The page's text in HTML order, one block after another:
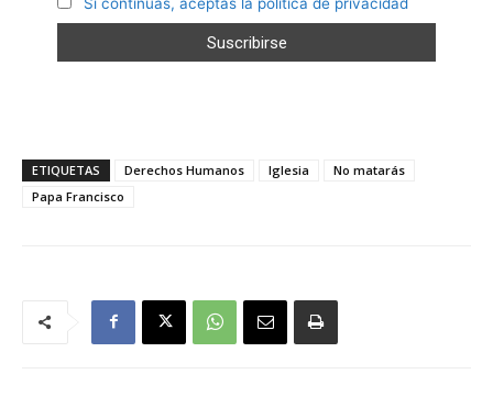
ETIQUETAS Derechos Humanos Iglesia
No matarás
Papa Francisco